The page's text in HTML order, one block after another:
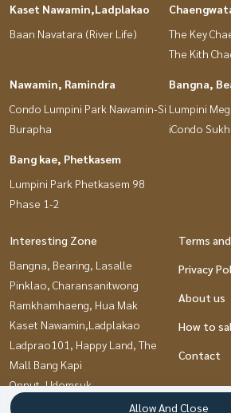
Kaset Nawamin,Ladplakao
Baan Navatara (River Life)
The Key
The Kith
Nawamin, Ramindra
Condo Lumpini Park Nawamin-Si
Burapha
Bangna,
Lumpini
iCondo
Bang kae, Phetkasem
Lumpini Park Phetkasem 98
Phase 1-2
Interesting Zone
Bangna, Bearing, Lasalle
Pinklao, Charansanitwong
Ramkhamhaeng, Hua Mak
Kaset Nawamin,Ladplakao
Ladprao101, Happy Land, The
Mall Bang Kapi
Onnut, Udomsuk
Chaengwatana, Muangthong
Terms
Privacy
About us
How to
Contact
Allow And Close